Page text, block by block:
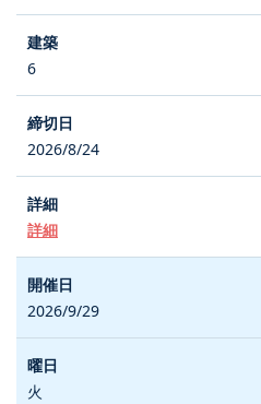
6
2026/8/24
詳細
2026/9/29
火